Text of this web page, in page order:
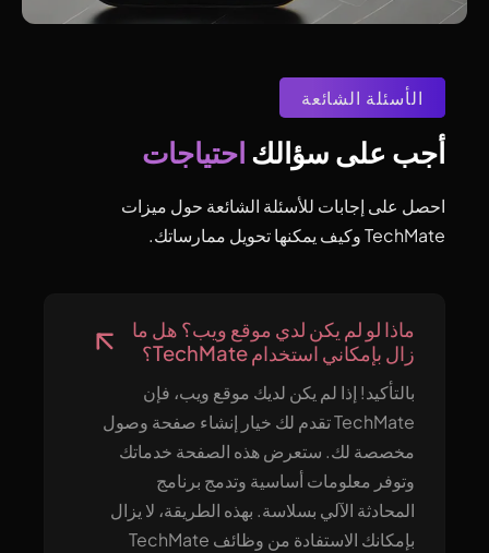
الأسئلة الشائعة
أجب على سؤالك احتياجات
احصل على إجابات للأسئلة الشائعة حول ميزات
TechMate وكيف يمكنها تحويل ممارساتك.
ماذا لو لم يكن لدي موقع ويب؟ هل ما
زال بإمكاني استخدام TechMate؟
بالتأكيد! إذا لم يكن لديك موقع ويب، فإن
TechMate تقدم لك خيار إنشاء صفحة وصول
مخصصة لك. ستعرض هذه الصفحة خدماتك
وتوفر معلومات أساسية وتدمج برنامج
المحادثة الآلي بسلاسة. بهذه الطريقة، لا يزال
بإمكانك الاستفادة من وظائف TechMate